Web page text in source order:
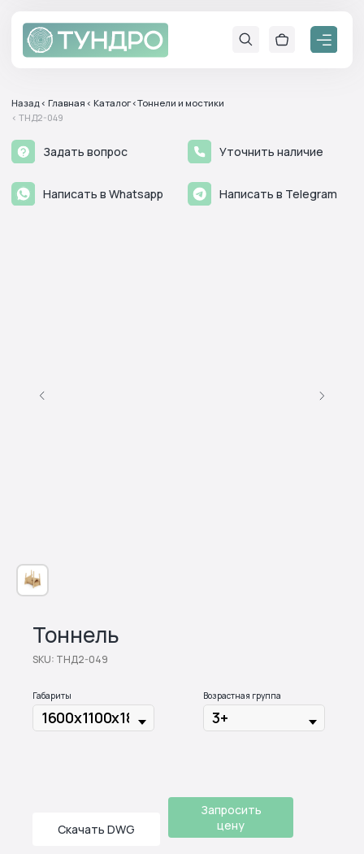
Задать вопрос Уточнить наличие
Написать в Whatsapp Написать в Telegram
Тоннель
SKU: ТНД2-049
Габариты Возрастная группа
Запросить
цену
Скачать DWG